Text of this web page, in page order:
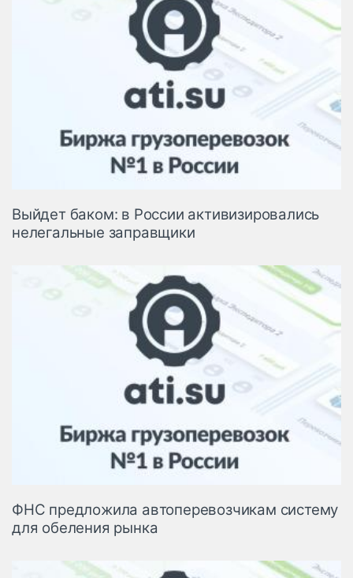
Выйдет баком: в России активизировались
нелегальные заправщики
ФНС предложила автоперевозчикам систему
для обеления рынка